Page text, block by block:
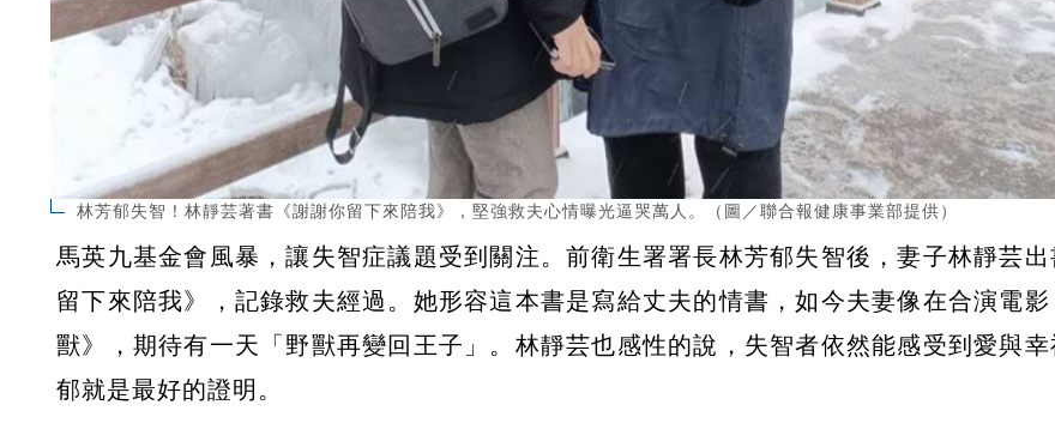
林芳郁失智！林靜芸著書《謝謝你留下來陪我》，堅強救夫心情曝光逼哭萬人。（圖／聯合報健康事業部提供）
馬英九基金會風暴，讓失智症議題受到關注。前衛生署署長林芳郁失智後，妻子林靜芸
留下來陪我》，記錄救夫經過。她形容這本書是寫給丈夫的情書，如今夫妻像在合演電
獸》，期待有一天「野獸再變回王子」。林靜芸也感性的說，失智者依然能感受到愛與
郁就是最好的證明。